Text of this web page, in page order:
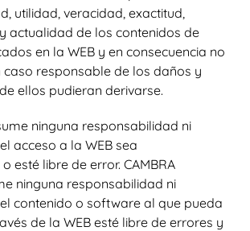
utilidad, veracidad, exactitud,
actualidad de los contenidos de
en la WEB y en consecuencia no
caso responsable de los daños y
ellos pudieran derivarse.
ninguna responsabilidad ni
acceso a la WEB sea
esté libre de error. CAMBRA
ninguna responsabilidad ni
contenido o software al que pueda
de la WEB esté libre de errores y